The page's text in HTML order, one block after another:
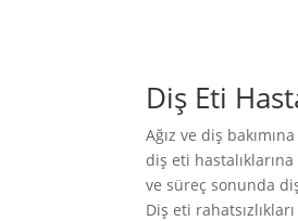
Diş Eti
Ağız ve diş
diş eti
ve süreç sonunda
Diş eti